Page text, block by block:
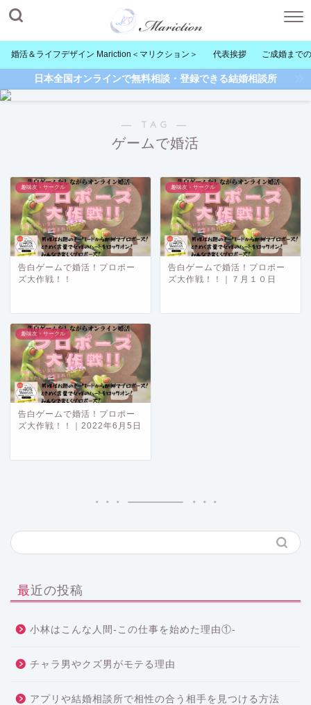
婚活＆ライフデザイン Mariction＜マリクション＞ 代表挨拶 ご成婚まで
日本全国オンラインで無料相談・登録できる結婚相談所
― TAG ―
ゲームで婚活
趣味友・サークル
告白ゲームで婚活！プロポー
ズ大作戦！！
趣味友・サークル
告白ゲームで婚活！プロポー
ズ大作戦！！｜７月１０日
趣味友・サークル
告白ゲームで婚活！プロポー
ズ大作戦！！｜2022年6月5日
最近の投稿
小林はこんな人間-この仕事を始めた理由①-
チャラ男やクズ男がモテる理由
アプリや結婚相談所で相性の合う相手を見つける方法